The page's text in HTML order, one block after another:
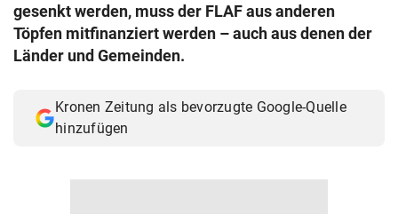
gesenkt werden, muss der FLAF aus anderen
Töpfen mitfinanziert werden – auch aus denen der
Länder und Gemeinden.
Kronen Zeitung als bevorzugte Google-Quelle
hinzufügen